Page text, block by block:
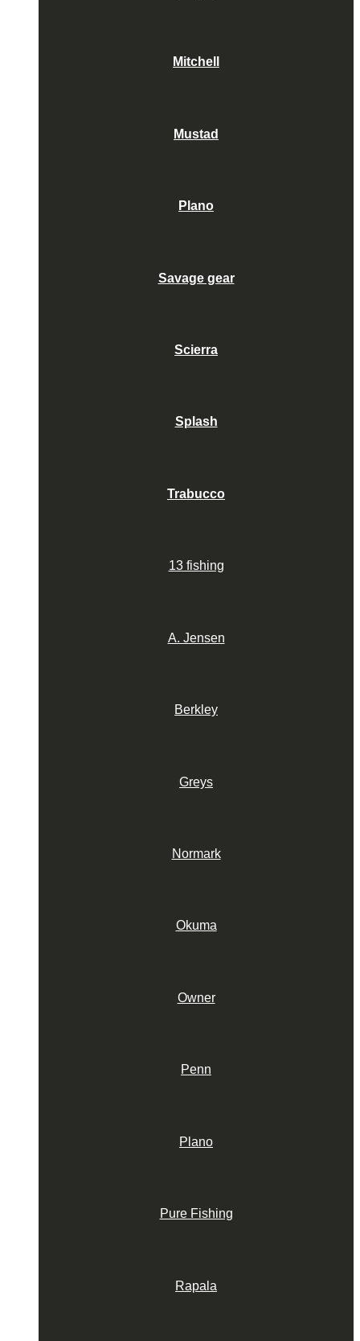
Mitchell
Mustad
Plano
Savage gear
Scierra
Splash
Trabucco
13 fishing
A. Jensen
Berkley
Greys
Normark
Okuma
Owner
Penn
Plano
Pure Fishing
Rapala